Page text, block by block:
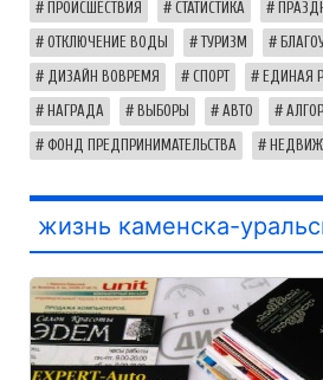
ПРОИСШЕСТВИЯ СТАТИСТИКА
ОТКЛЮЧЕНИЕ ВОДЫ ТУРИЗМ
ДИЗАЙН ВОВРЕМЯ СПОРТ ЕДИНАЯ
НАГРАДА ВЫБОРЫ АВТО
ФОНД ПРЕДПРИНИМАТЕЛЬСТВА
жизнь каменска-